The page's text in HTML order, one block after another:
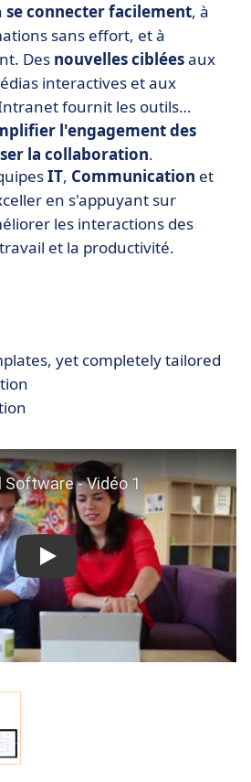
se connecter facilement, à
sans effort, et à
Des nouvelles cibléesaux
interactives et aux
fournit les outils
l'engagement des
la collaboration.
IT, Communication et
en s'appuyant sur
les interactions des
et la productivité.
yet completely tailored